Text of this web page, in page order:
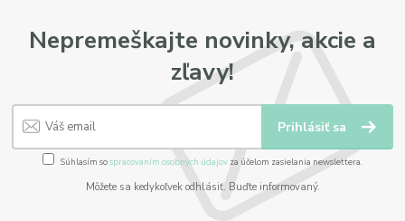
Nepremeškajte novinky, akcie a
zľavy!
Prihlásiť sa
Súhlasím sospracovaním osobných údajov za účelom zasielania newslettera.
Môžete sa kedykoľvek odhlásiť. Buďte informovaný.